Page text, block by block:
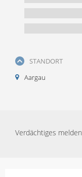
STANDORT
Aargau
Verdächtiges melden